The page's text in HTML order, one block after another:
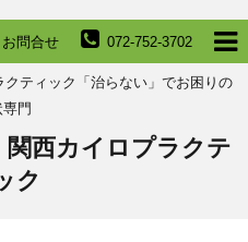
072-752-3702
お問合せ
ティック「治らない」でお困りの
門
西カイロプラクテ
ク